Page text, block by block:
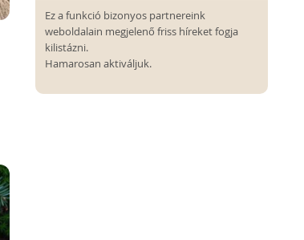
Ez a funkció bizonyos partnereink
weboldalain megjelenő friss híreket fogja
kilistázni.
Hamarosan aktiváljuk.